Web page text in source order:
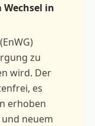
in
zu
wird. Der
es
erhoben
neuem